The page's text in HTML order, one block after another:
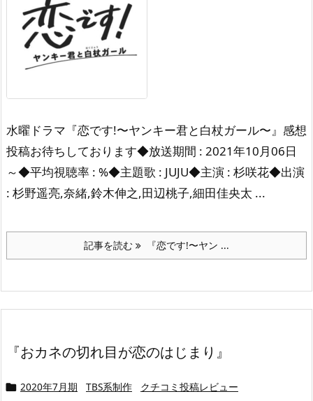
水曜ドラマ『恋です!〜ヤンキー君と白杖ガール〜』感想
投稿お待ちしております◆放送期間 : 2021年10月06日
～◆平均視聴率 : %◆主題歌 : JUJU◆主演 : 杉咲花◆出演
: 杉野遥亮,奈緒,鈴木伸之,田辺桃子,細田佳央太 ...
記事を読む 『恋です!〜ヤン ...
『おカネの切れ目が恋のはじまり』
 2020年7月期 TBS系制作 クチコミ投稿レビュー